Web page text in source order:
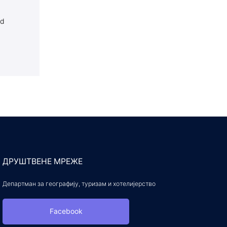
ДРУШТВЕНЕ МРЕЖЕ
Департман за географију, туризам и хотелијерство
Facebook